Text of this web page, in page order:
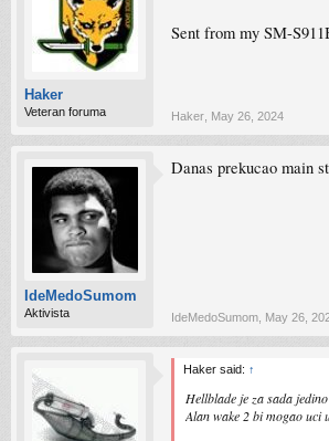
Haker
Veteran foruma
Sent from my SM-
Haker May 26, 2024
IdeMedoSumom
Aktivista
Danas prekucao main
IdeMedoSumom May 26,
Haker said: ↑
Hellblade je za sada
Alan wake 2 bi mogao uci